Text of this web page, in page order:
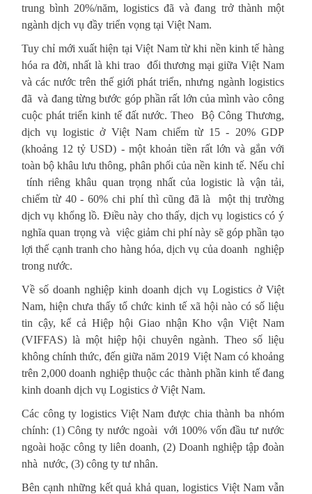
trung bình 20%/năm, logistics đã và đang trở thành một
ngành dịch vụ đầy triển vọng tại Việt Nam.
Tuy chỉ mới xuất hiện tại Việt Nam từ khi nền kinh tế hàng
hóa ra đời, nhất là khi trao đổi thương mại giữa Việt Nam
và các nước trên thế giới phát triển, nhưng ngành logistics
đã và đang từng bước góp phần rất lớn của mình vào công
cuộc phát triển kinh tế đất nước. Theo Bộ Công Thương,
dịch vụ logistic ở Việt Nam chiếm từ 15 - 20% GDP
(khoảng 12 tỷ USD) - một khoản tiền rất lớn và gắn với
toàn bộ khâu lưu thông, phân phối của nền kinh tế. Nếu chỉ
tính riêng khâu quan trọng nhất của logistic là vận tải,
chiếm từ 40 - 60% chi phí thì cũng đã là một thị trường
dịch vụ khổng lồ. Điều này cho thấy, dịch vụ logistics có ý
nghĩa quan trọng và việc giảm chi phí này sẽ góp phần tạo
lợi thế cạnh tranh cho hàng hóa, dịch vụ của doanh nghiệp
trong nước.
Về số doanh nghiệp kinh doanh dịch vụ Logistics ở Việt
Nam, hiện chưa thấy tổ chức kinh tế xã hội nào có số liệu
tin cậy, kể cả Hiệp hội Giao nhận Kho vận Việt Nam
(VIFFAS) là một hiệp hội chuyên ngành. Theo số liệu
không chính thức, đến giữa năm 2019 Việt Nam có khoảng
trên 2,000 doanh nghiệp thuộc các thành phần kinh tế đang
kinh doanh dịch vụ Logistics ở Việt Nam.
Các công ty logistics Việt Nam được chia thành ba nhóm
chính: (1) Công ty nước ngoài với 100% vốn đầu tư nước
ngoài hoặc công ty liên doanh, (2) Doanh nghiệp tập đoàn
nhà nước, (3) công ty tư nhân.
Bên cạnh những kết quả khả quan, logistics Việt Nam vẫn